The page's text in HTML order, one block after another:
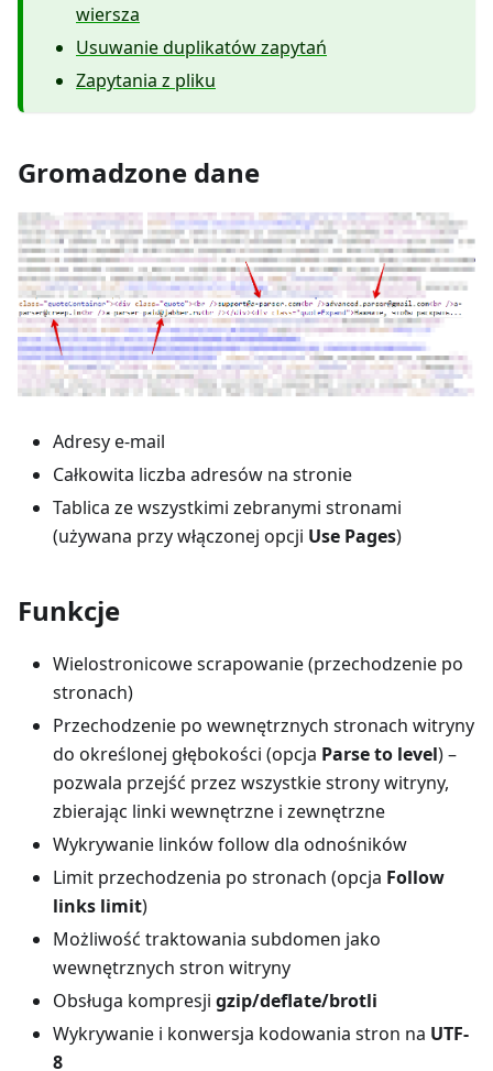
wiersza
Usuwanie duplikatów zapytań
Zapytania z pliku
Gromadzone dane
Adresy e-mail
Całkowita liczba adresów na stronie
Tablica ze wszystkimi zebranymi stronami
(używana przy włączonej opcji Use Pages)
Funkcje
Wielostronicowe scrapowanie (przechodzenie po
stronach)
Przechodzenie po wewnętrznych stronach witryny
do określonej głębokości (opcja Parse to level) –
pozwala przejść przez wszystkie strony witryny,
zbierając linki wewnętrzne i zewnętrzne
Wykrywanie linków follow dla odnośników
Limit przechodzenia po stronach (opcja Follow
links limit)
Możliwość traktowania subdomen jako
wewnętrznych stron witryny
Obsługa kompresji gzip/deflate/brotli
Wykrywanie i konwersja kodowania stron na UTF-
8